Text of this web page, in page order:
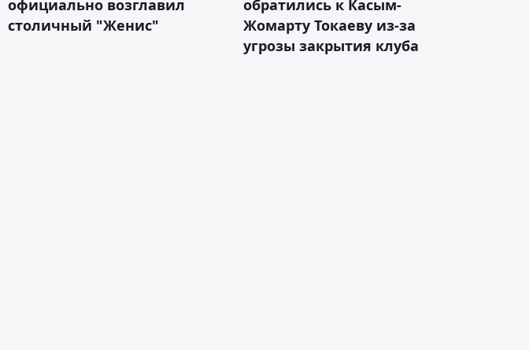
официально возглавил
столичный "Женис"
обратились к Касым-
Жомарту Токаеву из-за
угрозы закрытия клуба